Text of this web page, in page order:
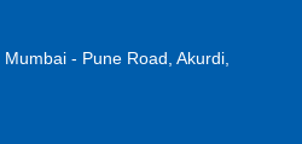
- Pune Road, Akurdi,